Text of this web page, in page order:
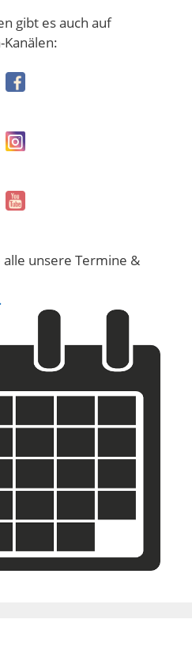
gibt es auch auf
unsere Termine &